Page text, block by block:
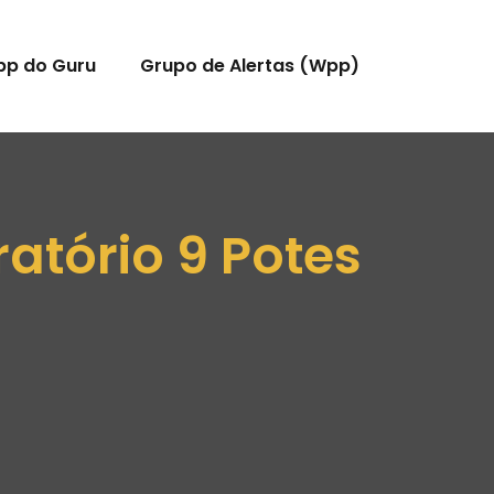
do Guru Grupo de Alertas (Wpp)
9 Potes